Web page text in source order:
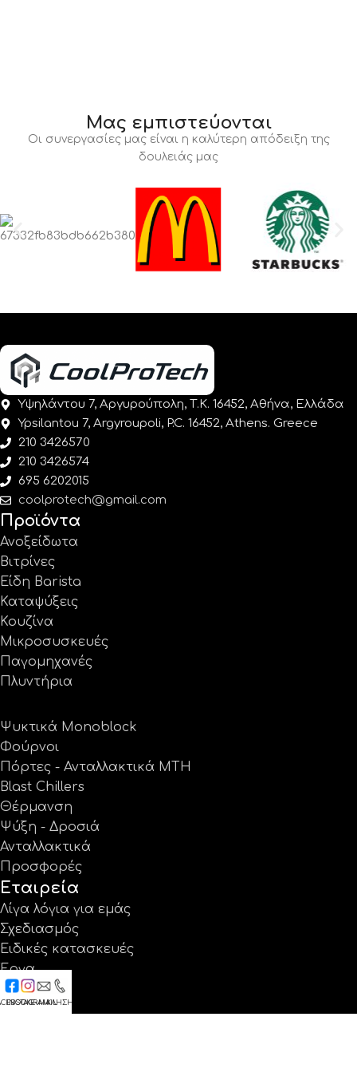
Μας εμπιστεύονται
Οι συνεργασίες μας είναι η καλύτερη απόδειξη της
δουλειάς μας
Υψηλάντου 7, Αργυρούπολη, Τ.Κ. 16452, Αθήνα, Ελλάδα
Ypsilantou 7, Argyroupoli, P.C. 16452, Athens. Greece
210 3426570
210 3426574
695 6202015
coolprotech@gmail.com
Προϊόντα
Ανοξείδωτα
Βιτρίνες
Είδη Barista
Καταψύξεις
Κουζίνα
Μικροσυσκευές
Παγομηχανές
Πλυντήρια
Ψυκτικά Monoblock
Φούρνοι
Πόρτες - Ανταλλακτικά MTH
Blast Chillers
Θέρμανση
Ψύξη - Δροσιά
Ανταλλακτικά
Προσφορές
Εταιρεία
Λίγα λόγια για εμάς
Σχεδιασμός
Ειδικές κατασκευές
Έργα
Κατάλογοι
Εγγύηση
INSTAGRAM
E-MAILΚΛΗΣΗ